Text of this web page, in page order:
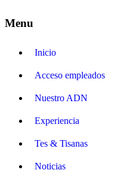
Menu
Inicio
Acceso empleados
Nuestro ADN
Experiencia
Tes & Tisanas
Noticias